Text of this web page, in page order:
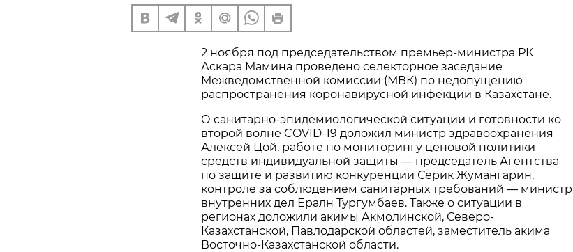
2 ноября под председательством премьер-министра РК
Аскара Мамина проведено селекторное заседание
Межведомственной комиссии (МВК) по недопущению
распространения коронавирусной инфекции в Казахстане.
О санитарно-эпидемиологической ситуации и готовности ко
второй волне COVID-19 доложил министр здравоохранения
Алексей Цой, работе по мониторингу ценовой политики
средств индивидуальной защиты — председатель Агентства
по защите и развитию конкуренции Серик Жумангарин,
контроле за соблюдением санитарных требований — министр
внутренних дел Ералн Тургумбаев. Также о ситуации в
регионах доложили акимы Акмолинской, Северо-
Казахстанской, Павлодарской областей, заместитель акима
Восточно-Казахстанской области.